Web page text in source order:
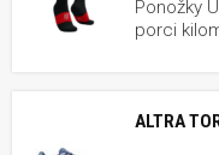
Ponožky
porci
ALTRA